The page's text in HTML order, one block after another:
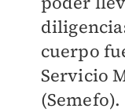
cuerpo
Servicio
(Semefo).